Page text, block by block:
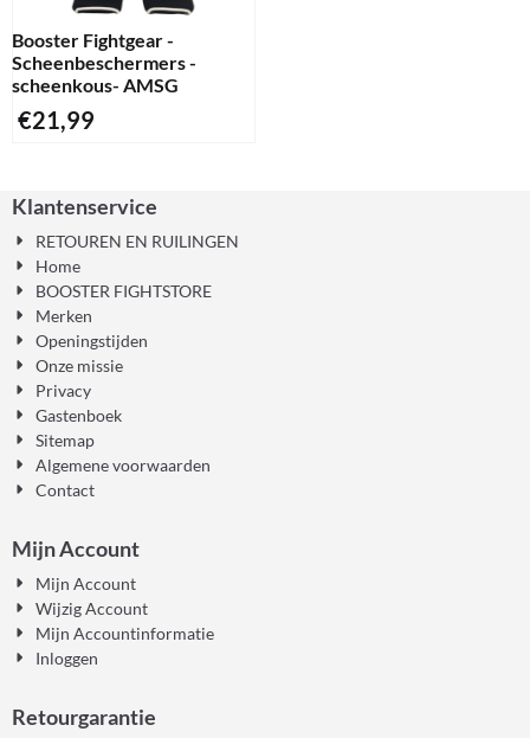
Booster Fightgear -
Scheenbeschermers -
scheenkous- AMSG
€21,99
Klantenservice
RETOUREN EN RUILINGEN
Home
BOOSTER FIGHTSTORE
Merken
Openingstijden
Onze missie
Privacy
Gastenboek
Sitemap
Algemene voorwaarden
Contact
Mijn Account
Mijn Account
Wijzig Account
Mijn Accountinformatie
Inloggen
Retourgarantie